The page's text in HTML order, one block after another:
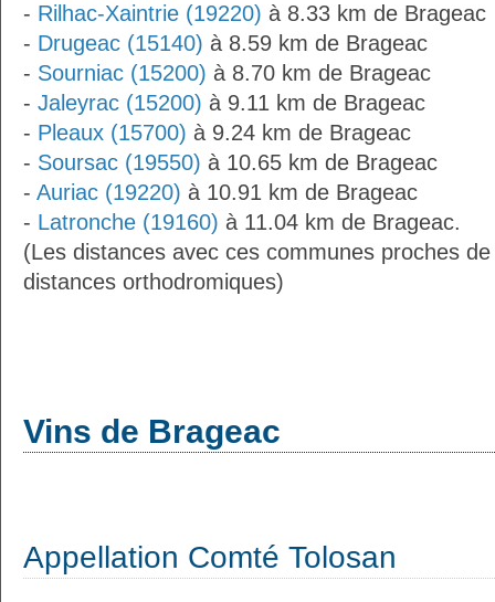
- Rilhac-Xaintrie (19220) à 8.33 km de Brageac
- Drugeac (15140) à 8.59 km de Brageac
- Sourniac (15200) à 8.70 km de Brageac
- Jaleyrac (15200) à 9.11 km de Brageac
- Pleaux (15700) à 9.24 km de Brageac
- Soursac (19550) à 10.65 km de Brageac
- Auriac (19220) à 10.91 km de Brageac
- Latronche (19160) à 11.04 km de Brageac.
(Les distances avec ces communes proches
distances orthodromiques)
Vins de Brageac
Appellation Comté Tolosan